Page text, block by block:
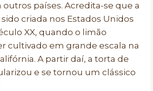
países. Acredita-se que a
criada nos Estados Unidos
XX, quando o limão
cultivado em grande escala na
A partir daí, a torta de
e se tornou um clássico